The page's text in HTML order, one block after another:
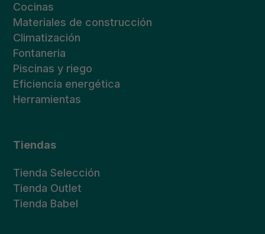
Cocinas
Materiales de construcción
Climatización
Fontaneria
Piscinas y riego
Eficiencia energética
Herramientas
Tiendas
Tienda Selección
Tienda Outlet
Tienda Babel